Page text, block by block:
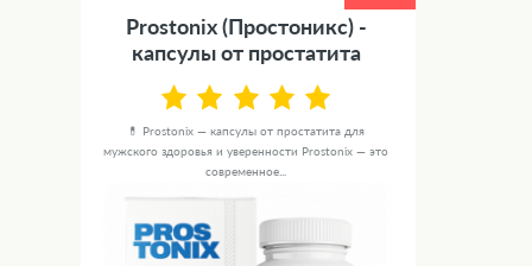
Prostonix (Простоникс) -
капсулы от простатита
💊 Prostonix — капсулы от простатита для
мужского здоровья и уверенности Prostonix — это
современное...